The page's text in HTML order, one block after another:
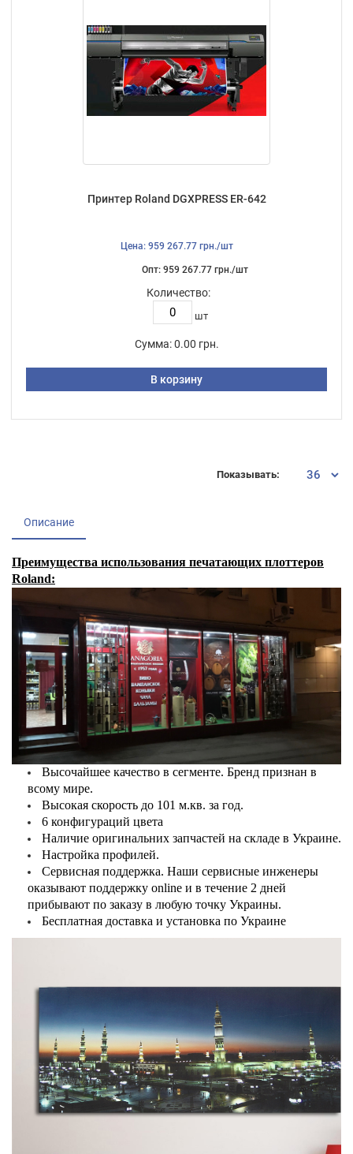
Принтер Roland DGXPRESS ER-642
Цена: 959 267.77 грн./шт
Опт: 959 267.77 грн./шт
Количество:
шт
Сумма: 0.00 грн.
В корзину
Показывать:
Описание
Преимущества использования печатающих плоттеров
Roland:
Высочайшее качество в сегменте. Бренд признан в
всому мире.
Высокая скорость до 101 м.кв. за год.
6 конфигураций цвета
Наличие оригинальних запчастей на складе в Украине.
Настройка профилей.
Сервисная поддержка. Наши сервисные инженеры
оказывают поддержку online и в течение 2 дней
прибывают по заказу в любую точку Украины.
Бесплатная доставка и установка по Украине